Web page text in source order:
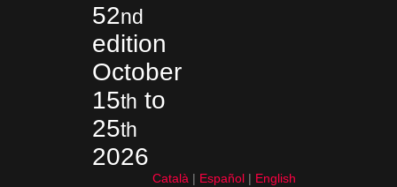
52nd
edition
October
15th to
25th
2026
Català Español English